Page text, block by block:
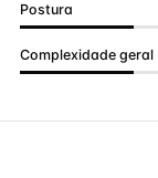
Postura
Complexidade geral